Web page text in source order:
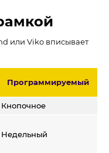
или Viko вписывает
Программируемый
Кнопочное
Недельный